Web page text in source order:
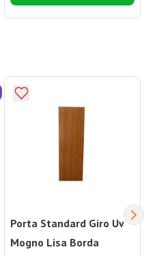
Porta Standard Giro Uv
Mogno Lisa Borda